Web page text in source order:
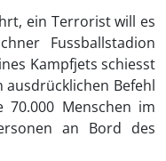
ein Terrorist will es
Fussballstadion
Kampfjets schiesst
ausdrücklichen Befehl
Menschen im
an Bord des